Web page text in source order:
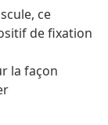
ce
de fixation
la façon